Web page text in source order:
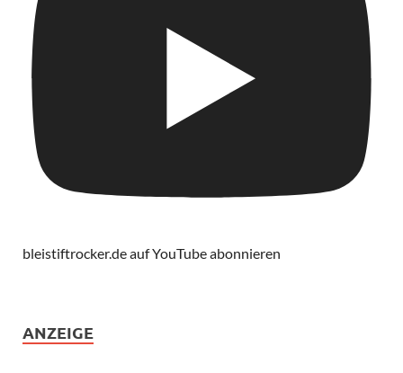
bleistiftrocker.de auf YouTube abonnieren
ANZEIGE